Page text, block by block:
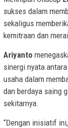
sukses dalam
sekaligus
kemitraan dan
Ariyanto
sinergi nyata
usaha dalam
dan berdaya saing
sekitarnya.
“Dengan inisiatif